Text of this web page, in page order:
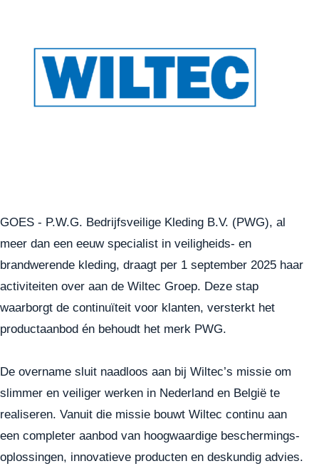
GOES - P.W.G. Bedrijfsveilige Kleding B.V. (PWG), al
meer dan een eeuw specialist in veiligheids- en
brandwerende kleding, draagt per 1 september 2025 haar
activiteiten over aan de Wiltec Groep. Deze stap
waarborgt de continuïteit voor klanten, versterkt het
productaanbod én behoudt het merk PWG.
De overname sluit naadloos aan bij Wiltec’s missie om
slimmer en veiliger werken in Nederland en België te
realiseren. Vanuit die missie bouwt Wiltec continu aan
een completer aanbod van hoogwaardige beschermings-
oplossingen, innovatieve producten en deskundig advies.